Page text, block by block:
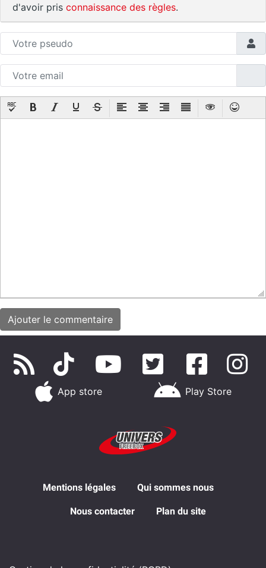
d'avoir pris connaissance des règles.
App store Play Store
Mentions légales Qui sommes nous
Nous contacter Plan du site